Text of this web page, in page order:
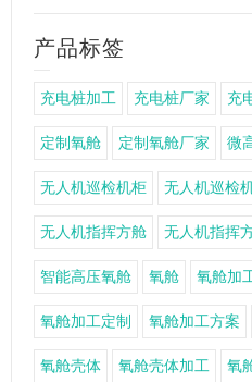
产品标签
充电桩加工 充电桩厂家 充
定制氧舱 定制氧舱厂家 微
无人机巡检机柜 无人机巡检
无人机指挥方舱 无人机指挥
智能高压氧舱 氧舱 氧舱加
氧舱加工定制 氧舱加工方案
氧舱壳体 氧舱壳体加工 氧